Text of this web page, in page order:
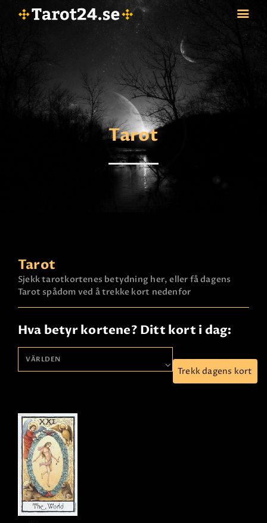
ASTROLOGI
STJÄRNTECKEN
TAROT
SPÅDAM-SIERSKA
JOBBA SOM SPÅDAM
Tarot
Tarot
Sjekk tarotkortenes betydning her, eller få dagens
Tarot spådom ved å trekke kort nedenfor
Hva betyr kortene? Ditt kort i dag:
Trekk dagens kort